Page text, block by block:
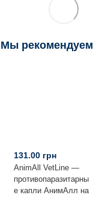
Мы рекомендуем
AnimAll VetLine —
противопаразитарны
е капли АнимАлл на
131.00 грн